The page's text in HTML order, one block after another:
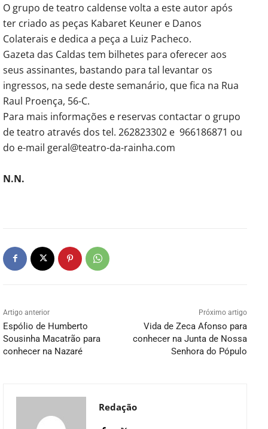
O grupo de teatro caldense volta a este autor após
ter criado as peças Kabaret Keuner e Danos
Colaterais e dedica a peça a Luiz Pacheco.
Gazeta das Caldas tem bilhetes para oferecer aos
seus assinantes, bastando para tal levantar os
ingressos, na sede deste semanário, que fica na Rua
Raul Proença, 56-C.
Para mais informações e reservas contactar o grupo
de teatro através dos tel. 262823302 e 966186871 ou
do e-mail geral@teatro-da-rainha.com
N.N.
Artigo anterior
Espólio de Humberto
Sousinha Macatrão para
conhecer na Nazaré
Próximo artigo
Vida de Zeca Afonso para
conhecer na Junta de Nossa
Senhora do Pópulo
Redação